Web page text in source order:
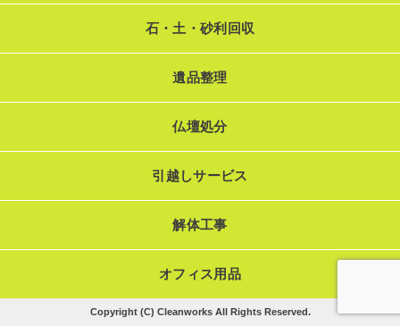
石・土・砂利回収
遺品整理
仏壇処分
引越しサービス
解体工事
オフィス用品
Copyright (C) Cleanworks All Rights Reserved.